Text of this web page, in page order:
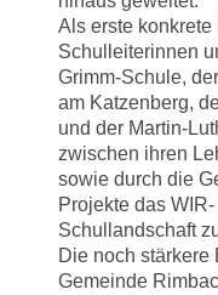
Als erste
Schulleiterinnen
Grimm-Schule,
am Katzenberg,
und der Martin-
zwischen ihren
sowie durch die
Projekte das
Schullandschaft
Die noch
Gemeinde